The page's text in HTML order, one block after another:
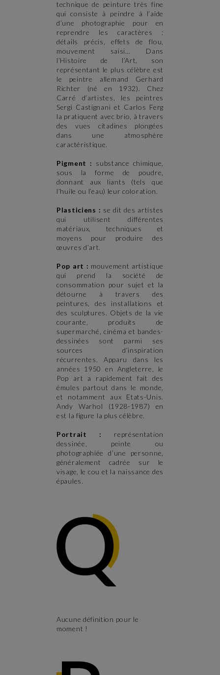
technique de peinture très fine
qui consiste à peindre à l’aide
d’une photographie pour en
reprendre les caractères :
détails précis, effets de flou,
mouvement saisi… Dans
l’Histoire de l’Art, son
représentant le plus célèbre est
le peintre allemand Gerhard
Richter (né en 1932). Chez
Carré d’artistes, les peintres
Sergi Castignani et Carlos Ferg
la pratiquent avec brio, à travers
des vues citadines plongées
dans une atmosphère
caractéristique.
Pigment : substance chimique,
sous la forme de poudre,
donnant aux liants (tels que
l’huile ou l’eau) leur coloration.
Plasticiens : se dit des artistes
qui utilisent différentes
matériaux, techniques et
moyens pour produire des
œuvres d’art.
Pop art : mouvement artistique
qui prend la société de
consommation pour sujet et la
détourne à travers des
peintures, des installations et
des sculptures. Objets de la vie
courante, produits de
supermarché, cinéma et bandes-
dessinées sont parmi ses
sources d’inspiration
récurrentes. Apparu dans les
années 1950 en Angleterre, le
Pop art a rapidement fait des
émules partout dans le monde,
et notamment aux Etats-Unis.
Andy Warhol (1928-1987) en
est la figure la plus célèbre.
Portrait : représentation
dessinée, peinte ou
photographiée d’une personne,
généralement cadrée sur le
visage, le cou et la naissance des
épaules.
Aucune définition pour le
moment !